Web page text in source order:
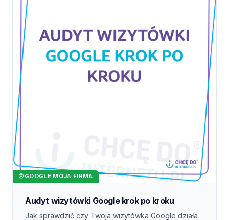
GOOGLE MOJA FIRMA
Audyt wizytówki Google krok po kroku
Jak sprawdzić czy Twoja wizytówka Google działa